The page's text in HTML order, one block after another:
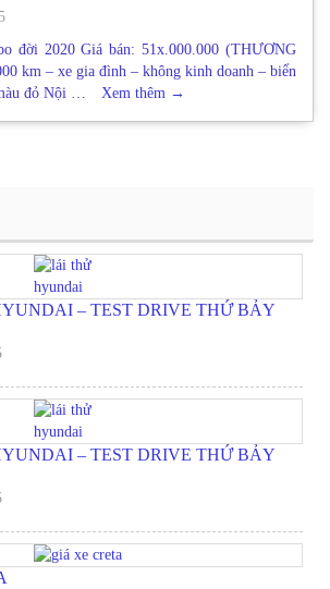
đời 2020 Giá bán: 51x.000.000 (THƯƠNG
km – xe gia đình – không kinh doanh – biển
đỏ Nội …
Xem thêm →
– TEST DRIVE THỨ BẢY
– TEST DRIVE THỨ BẢY